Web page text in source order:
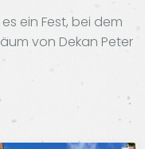
ein Fest, bei dem
von Dekan Peter